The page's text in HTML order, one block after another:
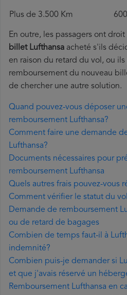
Plus de 3.500 Km 600
En outre, les passagers ont droit
billet Lufthansa acheté s'ils
en raison du retard du vol, ou
remboursement du nouveau
de chercher une autre solution.
Quand pouvez-vous déposer
remboursement Lufthansa?
Comment faire une demande
Lufthansa?
Documents nécessaires pour
remboursement Lufthansa
Quels autres frais pouvez-vous
Comment vérifier le statut du
Demande de remboursement
ou de retard de bagages
Combien de temps faut-il à
indemnité?
Combien puis-je demander si
et que j'avais réservé un
Remboursement Lufthansa en